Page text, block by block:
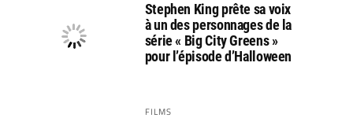
Stephen King prête sa voix
à un des personnages de la
série « Big City Greens »
pour l’épisode d’Halloween
FILMS